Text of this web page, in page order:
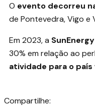
O evento decorreu
de Pontevedra, Vigo e
Em 2023, a
30% em relação ao
atividade para o país
Compartilhe: